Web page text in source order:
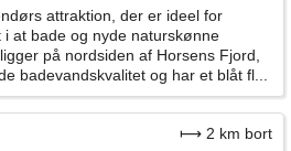
attraktion, der er ideel for
at bade og nyde naturskønne
på nordsiden af Horsens Fjord,
badevandskvalitet og har et blåt fl...
⟼ 2 km bort